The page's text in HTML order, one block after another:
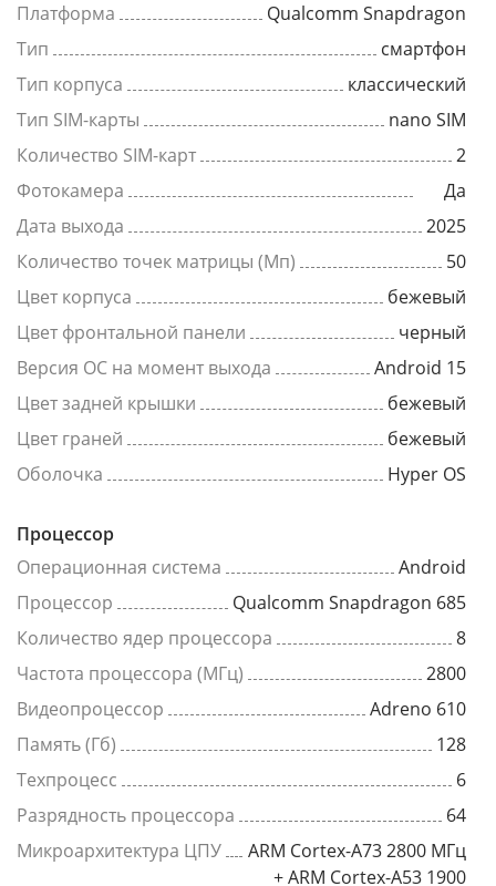
Платформа
Qualcomm Snapdragon
Тип
смартфон
Тип корпуса
классический
Тип SIM-карты
nano SIM
Количество SIM-карт
2
Фотокамера
Да
Дата выхода
2025
Количество точек матрицы (Мп)
50
Цвет корпуса
бежевый
Цвет фронтальной панели
черный
Версия ОС на момент выхода
Android 15
Цвет задней крышки
бежевый
Цвет граней
бежевый
Оболочка
Hyper OS
Процессор
Операционная система
Android
Процессор
Qualcomm Snapdragon 685
Количество ядер процессора
8
Частота процессора (МГц)
2800
Видеопроцессор
Adreno 610
Память (Гб)
128
Техпроцесс
6
Разрядность процессора
64
Микроархитектура ЦПУ
ARM Cortex-A73 2800 МГц
+ ARM Cortex-A53 1900